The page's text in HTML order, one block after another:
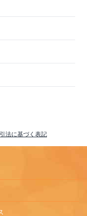
法に基づく表記